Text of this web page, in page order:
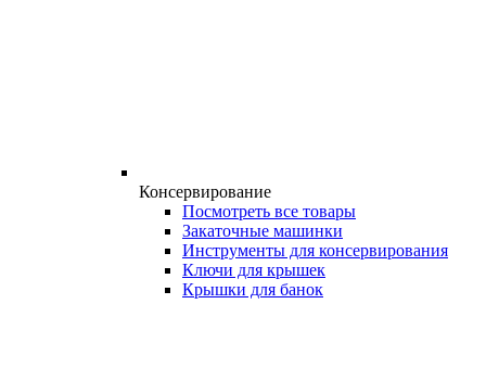
Консервирование
Посмотреть все товары
Закаточные машинки
Инструменты для консервирования
Ключи для крышек
Крышки для банок